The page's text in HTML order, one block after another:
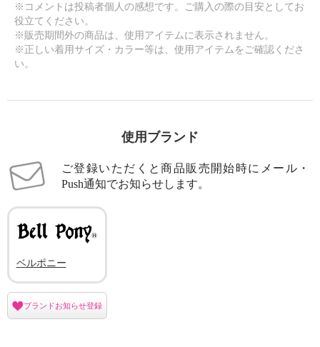
※コメントは投稿者個人の感想です。ご購入の際の目安としてお
役立てください。
※販売期間外の商品は、使用アイテムに表示されません。
※正しい着用サイズ・カラー等は、使用アイテムをご確認くださ
い。
使用ブランド
ご登録いただくと商品販売開始時にメール・
Push通知でお知らせします。
ベルポニー
ブランドお知らせ登録